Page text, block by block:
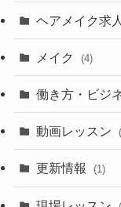
ヘアメイク求
メイク (4)
働き方・ビジ
動画レッスン
更新情報 (1)